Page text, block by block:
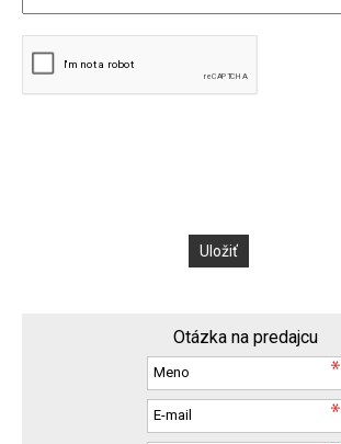
Otázka na predajcu